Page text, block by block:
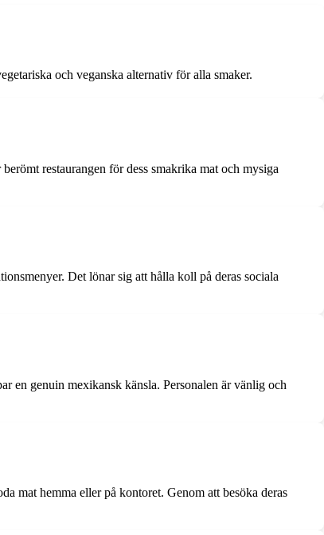
och veganska alternativ för alla smaker.
restaurangen för dess smakrika mat och mysiga
Det lönar sig att hålla koll på deras sociala
en genuin mexikansk känsla. Personalen är vänlig och
mat hemma eller på kontoret. Genom att besöka deras